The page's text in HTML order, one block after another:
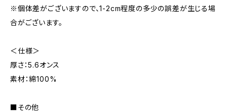
※個体差がございますので、1-2cm程度の多少の誤差が生じる場
合がございます。
＜仕様＞
厚さ：5.6オンス
素材：綿100%
■その他